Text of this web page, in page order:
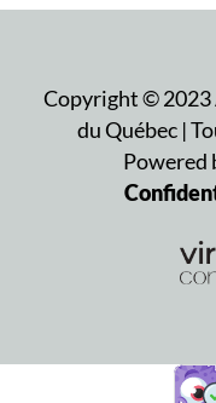
Copyright ©2023
du Québec |
Powered